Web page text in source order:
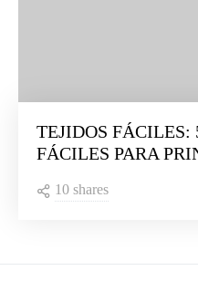
TEJIDOS FÁCILES:
FÁCILES PARA
10 shares